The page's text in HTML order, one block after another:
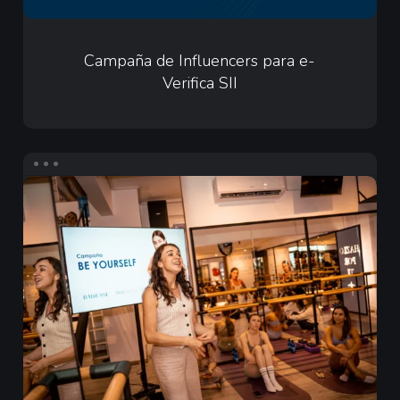
de
Influencers
SII
Campaña de Influencers para e-
Verifica SII
Infuencers
para
Merz
Aesthetics